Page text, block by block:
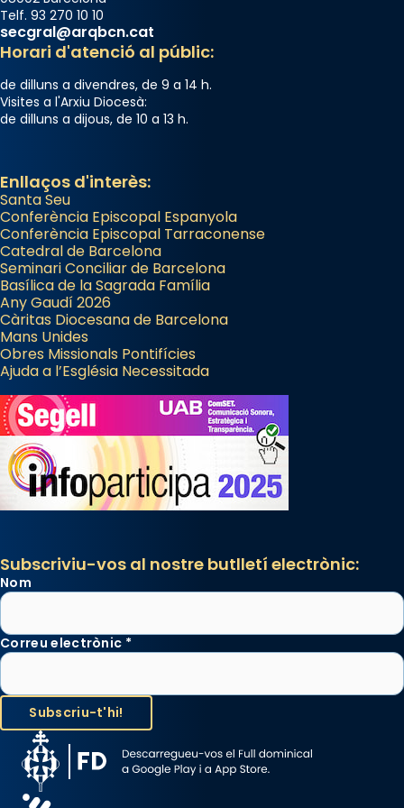
Telf. 93 270 10 10
secgral@arqbcn.cat
Horari d'atenció al públic:
de dilluns a divendres, de 9 a 14 h.
Visites a l'Arxiu Diocesà:
de dilluns a dijous, de 10 a 13 h.
Enllaços d'interès:
Santa Seu
Conferència Episcopal Espanyola
Conferència Episcopal Tarraconense
Catedral de Barcelona
Seminari Conciliar de Barcelona
Basílica de la Sagrada Família
Any Gaudí 2026
Càritas Diocesana de Barcelona
Mans Unides
Obres Missionals Pontifícies
Ajuda a l’Església Necessitada
Subscriviu-vos al nostre butlletí electrònic:
Nom
Correu electrònic *